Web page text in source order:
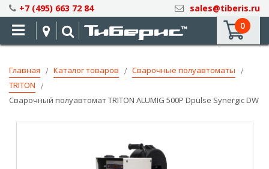
Skip
to
Content
+7 (495) 663 72 84
sales@tiberis.ru
0
Главная Каталог товаров
Сварочные полуавтоматы
TRITON
Сварочный полуавтомат TRITON ALUMIG 500P Dpulse Synergic DW